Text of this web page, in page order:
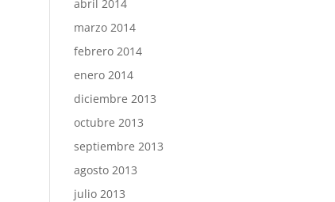
abril 2014
marzo 2014
febrero 2014
enero 2014
diciembre 2013
octubre 2013
septiembre 2013
agosto 2013
julio 2013